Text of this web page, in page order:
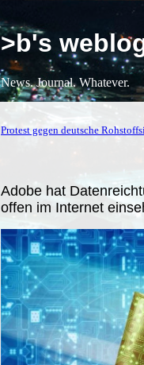
>b's
News. Journal. Whatever.
Protest gegen deutsche
Adobe hat
offen im Internet